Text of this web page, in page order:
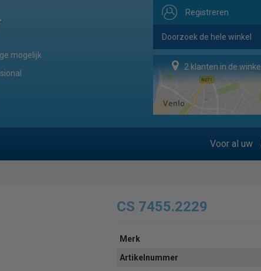
Registreren
mogelijk
2 klanten in de winkel
Voor al uw
CS 7455.2229
Merk
Artikelnummer